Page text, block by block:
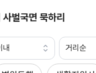
벌국면 묵하리
거리순